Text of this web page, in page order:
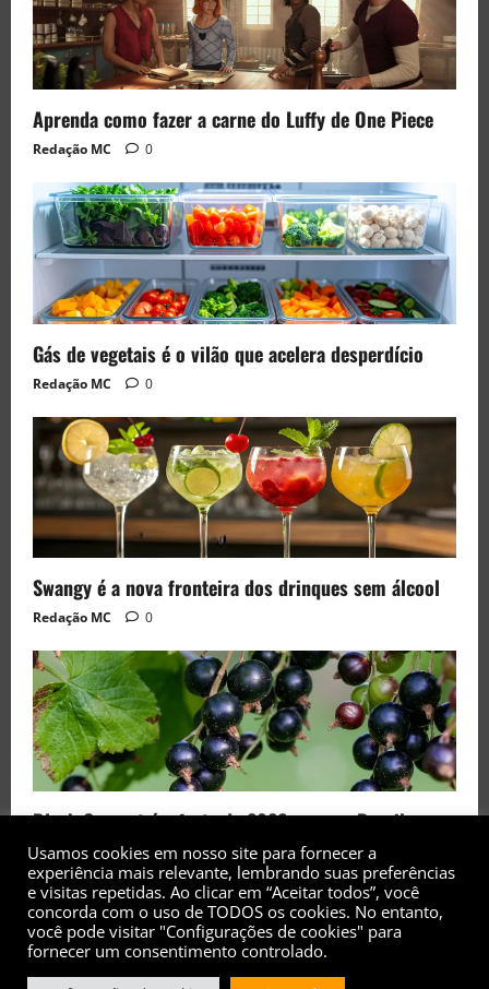
Aprenda como fazer a carne do Luffy de One Piece
Redação MC 0
Gás de vegetais é o vilão que acelera desperdício
Redação MC 0
Swangy é a nova fronteira dos drinques sem álcool
Redação MC 0
Black Currant é a fruta de 2026 rara no Brasil
Redação MC 0
Usamos cookies em nosso site para fornecer a
experiência mais relevante, lembrando suas preferências
e visitas repetidas. Ao clicar em “Aceitar todos”, você
concorda com o uso de TODOS os cookies. No entanto,
você pode visitar "Configurações de cookies" para
fornecer um consentimento controlado.